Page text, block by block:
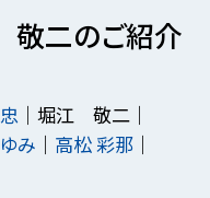
二のご紹介
堀江 敬二
み
高松 彩那